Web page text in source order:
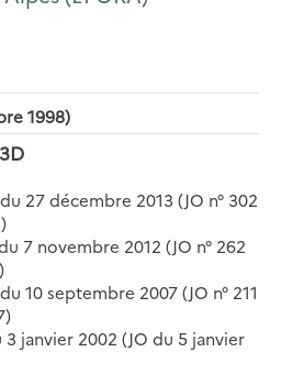
1998)
27 décembre 2013 (JO n° 302
7 novembre 2012 (JO n° 262
10 septembre 2007 (JO n° 211
3 janvier 2002 (JO du 5 janvier